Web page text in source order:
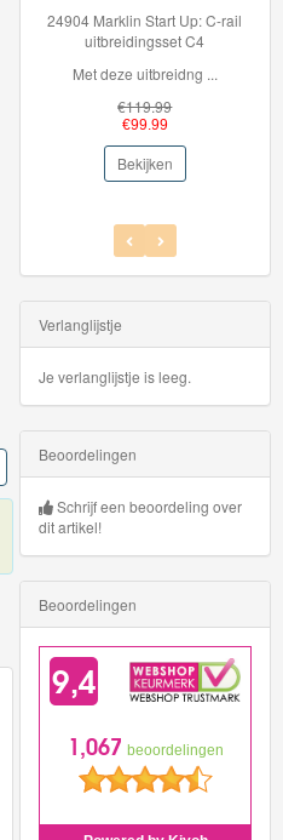
24904 Marklin Start Up: C-rail
uitbreidingsset C4
Met deze uitbreidng ...
€119.99
€99.99
Bekijken
Verlanglijstje
Je verlanglijstje is leeg.
Beoordelingen
Schrijf een beoordeling over
dit artikel!
Beoordelingen